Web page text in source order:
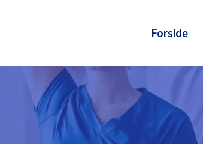
Forside